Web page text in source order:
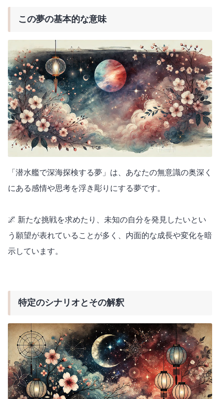
この夢の基本的な意味
「潜水艦で深海探検する夢」は、あなたの無意識の奥深く
にある感情や思考を浮き彫りにする夢です。
🌌 新たな挑戦を求めたり、未知の自分を発見したいとい
う願望が表れていることが多く、内面的な成長や変化を暗
示しています。
特定のシナリオとその解釈